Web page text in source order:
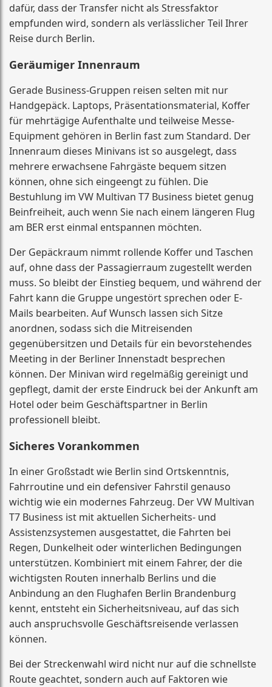
dafür, dass der Transfer nicht als Stressfaktor
empfunden wird, sondern als verlässlicher Teil Ihrer
Reise durch Berlin.
Geräumiger Innenraum
Gerade Business-Gruppen reisen selten mit nur
Handgepäck. Laptops, Präsentationsmaterial, Koffer
für mehrtägige Aufenthalte und teilweise Messe-
Equipment gehören in Berlin fast zum Standard. Der
Innenraum dieses Minivans ist so ausgelegt, dass
mehrere erwachsene Fahrgäste bequem sitzen
können, ohne sich eingeengt zu fühlen. Die
Bestuhlung im VW Multivan T7 Business bietet genug
Beinfreiheit, auch wenn Sie nach einem längeren Flug
am BER erst einmal entspannen möchten.
Der Gepäckraum nimmt rollende Koffer und Taschen
auf, ohne dass der Passagierraum zugestellt werden
muss. So bleibt der Einstieg bequem, und während der
Fahrt kann die Gruppe ungestört sprechen oder E-
Mails bearbeiten. Auf Wunsch lassen sich Sitze
anordnen, sodass sich die Mitreisenden
gegenübersitzen und Details für ein bevorstehendes
Meeting in der Berliner Innenstadt besprechen
können. Der Minivan wird regelmäßig gereinigt und
gepflegt, damit der erste Eindruck bei der Ankunft am
Hotel oder beim Geschäftspartner in Berlin
professionell bleibt.
Sicheres Vorankommen
In einer Großstadt wie Berlin sind Ortskenntnis,
Fahrroutine und ein defensiver Fahrstil genauso
wichtig wie ein modernes Fahrzeug. Der VW Multivan
T7 Business ist mit aktuellen Sicherheits- und
Assistenzsystemen ausgestattet, die Fahrten bei
Regen, Dunkelheit oder winterlichen Bedingungen
unterstützen. Kombiniert mit einem Fahrer, der die
wichtigsten Routen innerhalb Berlins und die
Anbindung an den Flughafen Berlin Brandenburg
kennt, entsteht ein Sicherheitsniveau, auf das sich
auch anspruchsvolle Geschäftsreisende verlassen
können.
Bei der Streckenwahl wird nicht nur auf die schnellste
Route geachtet, sondern auch auf Faktoren wie